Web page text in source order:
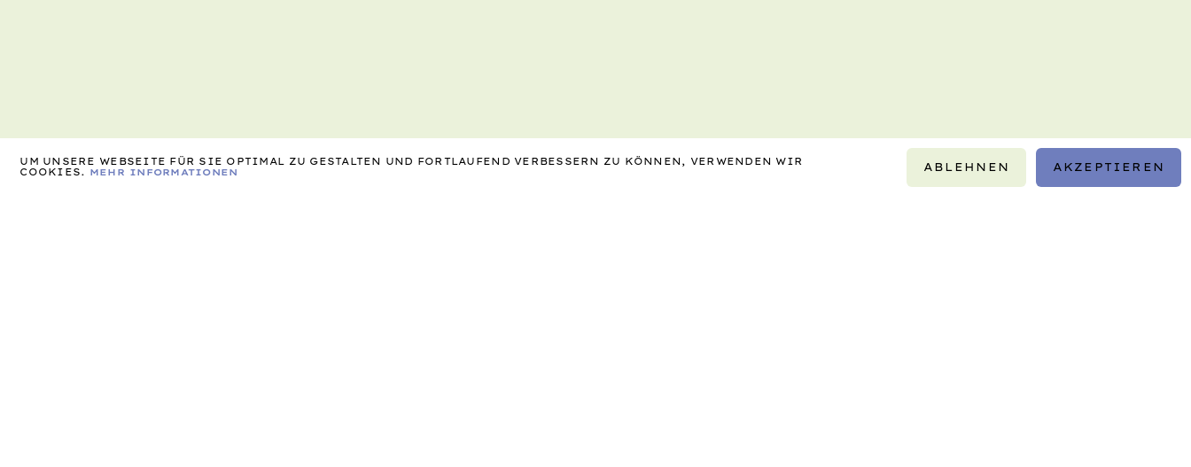
UM UNSERE WEBSEITE FÜR SIE OPTIMAL ZU GESTALTEN UND FORTLAUFEND VERBESSERN ZU KÖNNEN, VERWENDEN WIR
COOKIES. MEHR INFORMATIONEN ABLEHNEN AKZEPTIEREN